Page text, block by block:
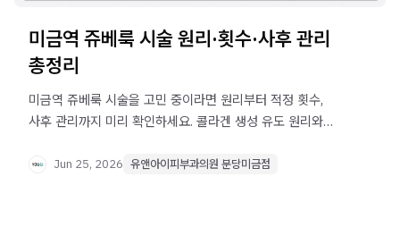
미금역 쥬베룩 시술 원리·횟수·사후 관리
총정리
미금역 쥬베룩 시술을 고민 중이라면 원리부터 적정 횟수,
사후 관리까지 미리 확인하세요. 콜라겐 생성 유도 원리와
Jun 25, 2026 유앤아이피부과의원 분당미금점